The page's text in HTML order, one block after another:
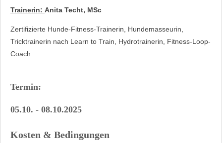
Trainerin: Anita Techt, MSc
Zertifizierte Hunde-Fitness-Trainerin, Hundemasseurin,
Tricktrainerin nach Learn to Train, Hydrotrainerin, Fitness-Loop-
Coach
Termin:
05.10. - 08.10.2025
Kosten & Bedingungen